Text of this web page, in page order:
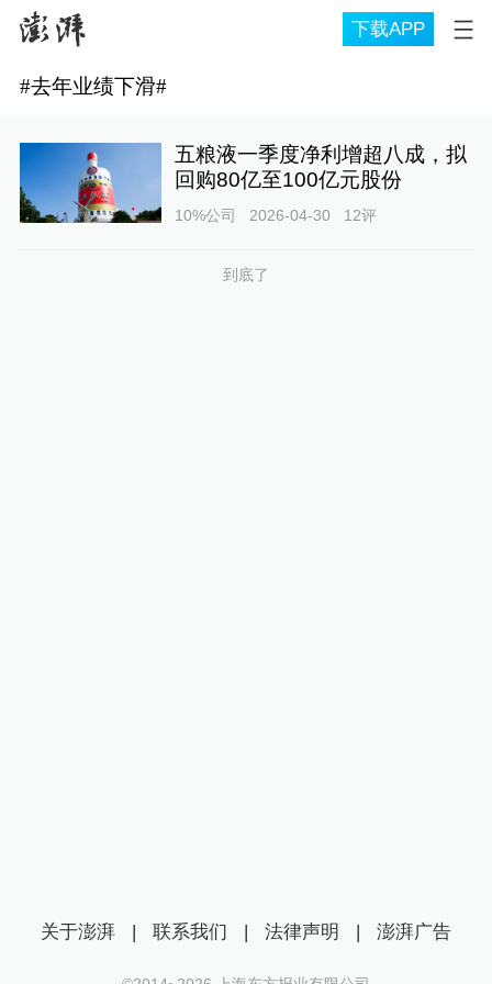
下载APP
#去年业绩下滑#
五粮液一季度净利增超八成，拟
回购80亿至100亿元股份
10%公司 2026-04-30 12评
到底了
关于澎湃 | 联系我们 | 法律声明 | 澎湃广告